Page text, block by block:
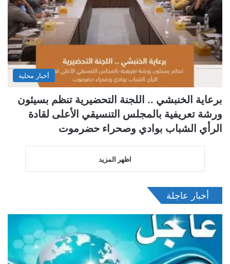
أخبار محلية
برعاية الخنبشي .. اللجنة التحضيرية تنظم بسيئون
ورشة تعريفية بالمجلس التنسيقي الأعلى لقادة
الرأي الشباب بوادي وصحراء حضرموت
اظهر المزيد
أخبار عاجلة